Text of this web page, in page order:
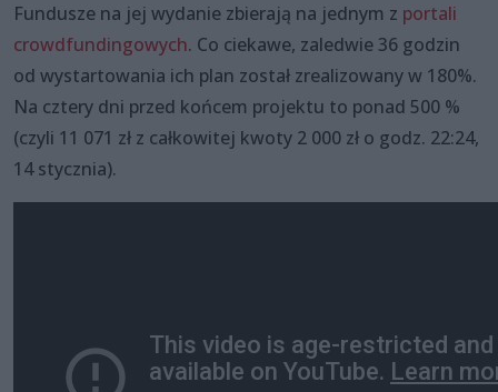
Fundusze na jej wydanie zbierają na jednym z portali
crowdfundingowych. Co ciekawe, zaledwie 36 godzin
od wystartowania ich plan został zrealizowany w 180%.
Na cztery dni przed końcem projektu to ponad 500 %
(czyli 11 071 zł z całkowitej kwoty 2 000 zł o godz. 22:24,
14 stycznia).